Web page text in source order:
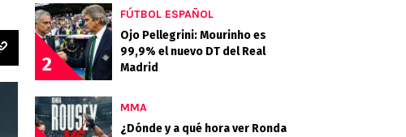
2
FÚTBOL ESPAÑOL
Ojo Pellegrini: Mourinho es
99,9% el nuevo DT del Real
Madrid
MMA
¿Dónde y a qué hora ver Ronda